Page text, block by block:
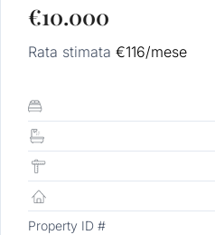
€10.000
Rata stimata €116/mese
Property ID #